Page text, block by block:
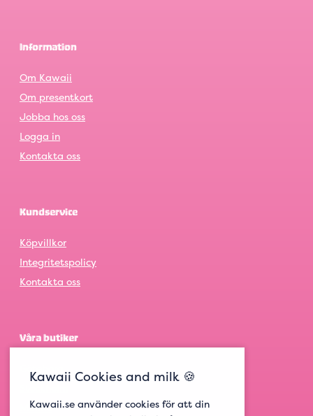
Information
Om Kawaii
Om presentkort
Jobba hos oss
Logga in
Kontakta oss
Kundservice
Köpvillkor
Integritetspolicy
Kontakta oss
Våra butiker
Malmö
Kawaii Cookies and milk 🍪
Kawaii.se använder cookies för att din